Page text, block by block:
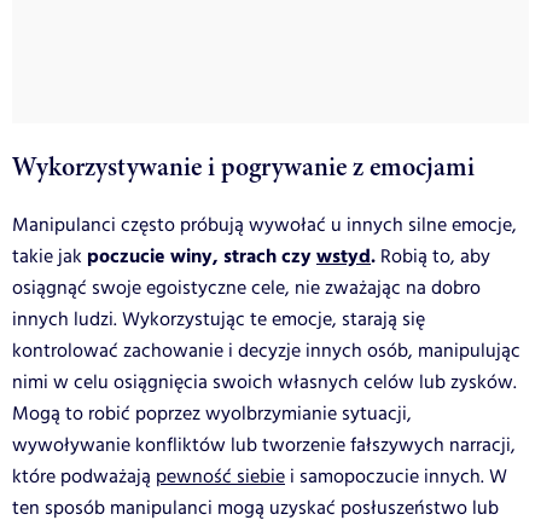
Wykorzystywanie i pogrywanie z emocjami
Manipulanci często próbują wywołać u innych silne emocje,
takie jak poczucie winy, strach czywstyd. Robią to, aby
osiągnąć swoje egoistyczne cele, nie zważając na dobro
innych ludzi. Wykorzystując te emocje, starają się
kontrolować zachowanie i decyzje innych osób, manipulując
nimi w celu osiągnięcia swoich własnych celów lub zysków.
Mogą to robić poprzez wyolbrzymianie sytuacji,
wywoływanie konfliktów lub tworzenie fałszywych narracji,
które podważają pewność siebie i samopoczucie innych. W
ten sposób manipulanci mogą uzyskać posłuszeństwo lub